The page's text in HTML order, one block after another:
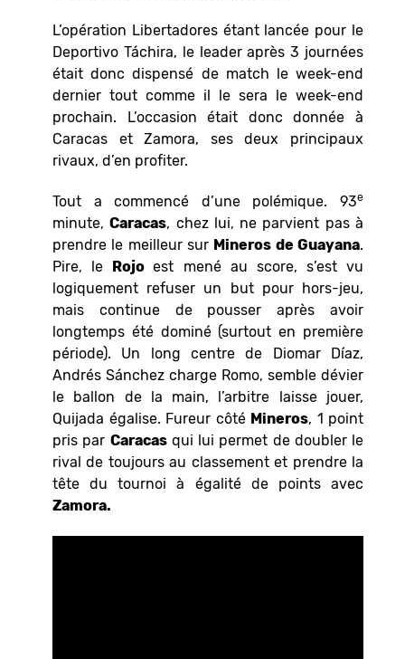
L’opération Libertadores étant lancée pour le
Deportivo Táchira, le leader après 3 journées
était donc dispensé de match le week-end
dernier tout comme il le sera le week-end
prochain. L’occasion était donc donnée à
Caracas et Zamora, ses deux principaux
rivaux, d’en profiter.
Tout a commencé d’une polémique. 93e
minute,Caracas, chez lui, ne parvient pas à
prendre le meilleur sur Mineros de Guayana.
Pire, le Rojoest mené au score, s’est vu
logiquement refuser un but pour hors-jeu,
mais continue de pousser après avoir
longtemps été dominé (surtout en première
période). Un long centre de Diomar Díaz,
Andrés Sánchez charge Romo, semble dévier
le ballon de la main, l’arbitre laisse jouer,
Quijada égalise. Fureur côté Mineros, 1 point
pris par Caracasqui lui permet de doubler le
rival de toujours au classement et prendre la
tête du tournoi à égalité de points avec
Zamora.